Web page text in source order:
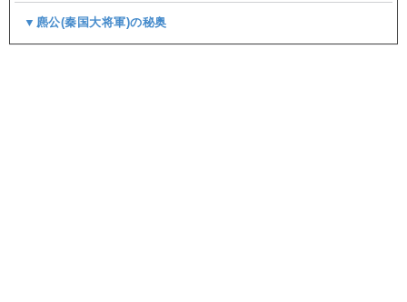
▼麃公(秦国大将軍)の秘奥